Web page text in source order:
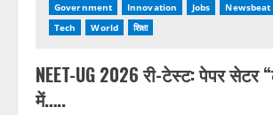
Government
Innovation Jobs Newsbeat
Tech
World शिक्षा
NEET-UG 2026 री-टेस्ट: पेपर सेटर
में…..